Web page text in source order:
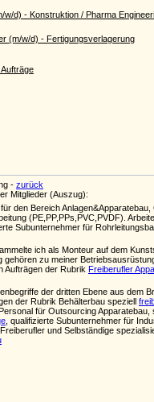
- zurück
Mitglieder (Auszug):
den Bereich
(PE,PP,PPs,PVC,PVDF).
Subunternehmer für
ich als Monteur auf dem
gehören zu meiner
Aufträgen der Rubrik Freiberufler
der dritten Ebene aus dem
der Rubrik Behälterbau speziell
für Outsourcing
, qualifizierte Subunternehmer für
und Selbständige